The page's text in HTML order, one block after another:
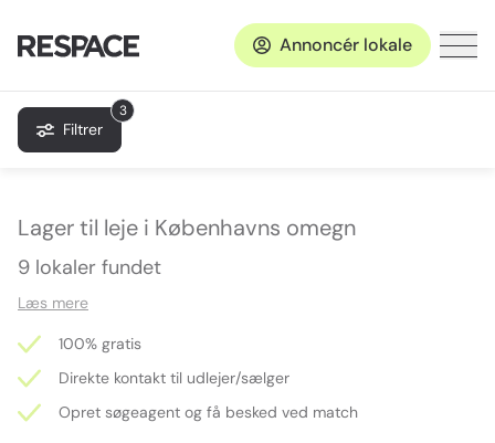
Annoncér lokale
3
Filtrer
Lager til leje i Københavns omegn
9 lokaler fundet
Læs mere
100% gratis
Direkte kontakt til udlejer/sælger
Opret søgeagent og få besked ved match